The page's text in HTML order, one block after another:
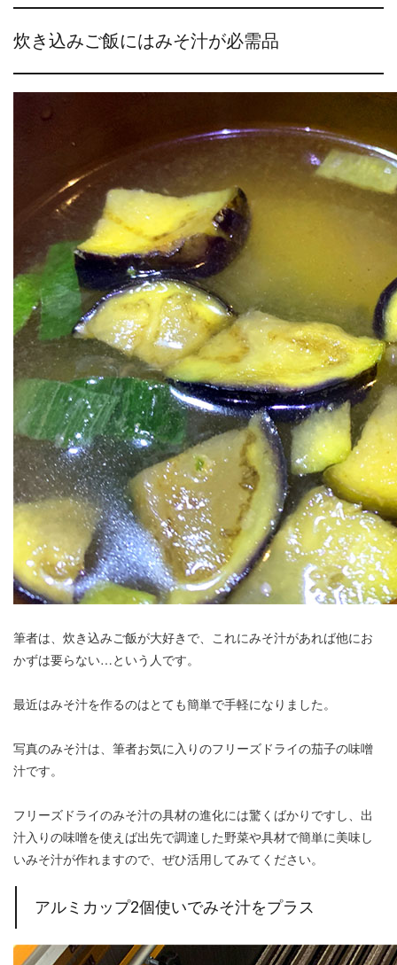
炊き込みご飯にはみそ汁が必需品
筆者は、炊き込みご飯が大好きで、これにみそ汁があれば他にお
かずは要らない…という人です。
最近はみそ汁を作るのはとても簡単で手軽になりました。
写真のみそ汁は、筆者お気に入りのフリーズドライの茄子の味噌
汁です。
フリーズドライのみそ汁の具材の進化には驚くばかりですし、出
汁入りの味噌を使えば出先で調達した野菜や具材で簡単に美味し
いみそ汁が作れますので、ぜひ活用してみてください。
アルミカップ2個使いでみそ汁をプラス